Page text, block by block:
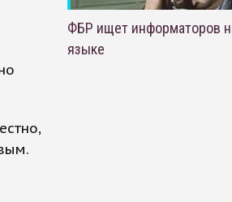
ФБР ищет информаторов
языке